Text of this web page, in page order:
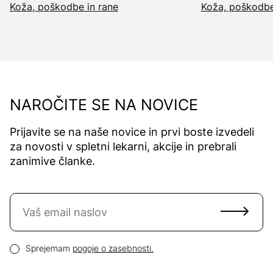
Koža, poškodbe in rane Koža,
NAROČITE SE NA NOVICE
Prijavite se na naše novice in prvi boste izvedeli
za novosti v spletni lekarni, akcije in prebrali
zanimive članke.
Naročite se na novice
Pogoji zasebnosti
Sprejemam pogoje o zasebnosti.